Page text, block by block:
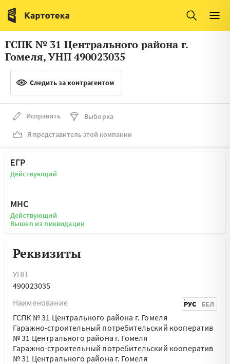
Италия
Люксембург
Литва
Латвия
Словения
Франция
Швеция
Мальта
ГСПК № 31 Центрального района г.
Гомеля, УНП 490023035
Следить за контрагентом
Исправить
Выборка
Я представитель этой компании
ЕГР
Действующий
МНС
Действующий
Вышел из ликвидации
Реквизиты
УНП
490023035
Наименование
РУС БЕЛ
ГСПК № 31 Центрального района г. Гомеля
Гаражно-строительный потребительский кооператив
№ 31 Центрального района г. Гомеля
Гаражно-строительный потребительский кооператив
№ 31 Центрального района г. Гомеля